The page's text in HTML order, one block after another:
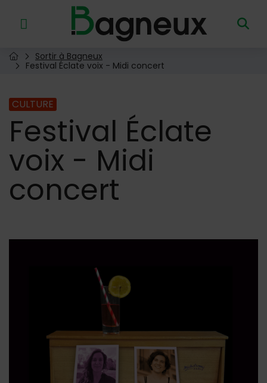
Menu de raccourcis
Retour à l'accueil
Page d'accueil du site
Sortir à Bagneux
Festival Éclate voix - Midi concert
CULTURE
Festival Éclate
voix - Midi
concert